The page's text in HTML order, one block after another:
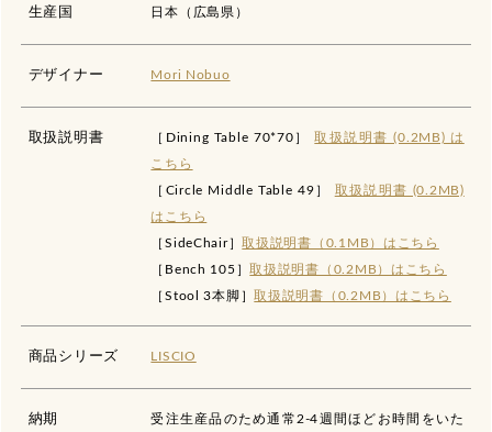
生産国 日本（広島県）
デザイナー Mori Nobuo
取扱説明書 ［Dining Table 70*70］取扱説明書 (0.2MB) は
こちら
［Circle Middle Table 49］ 取扱説明書 (0.2MB)
はこちら
［SideChair］取扱説明書（0.1MB）はこちら
［Bench 105］取扱説明書（0.2MB）はこちら
［Stool 3本脚］取扱説明書（0.2MB）はこちら
商品シリーズ LISCIO
納期
受注生産品のため通常2-4週間ほどお時間をいた